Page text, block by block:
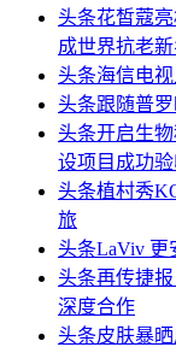
头条花皙蔻
成世界抗老
头条海信电
头条跟随普
头条开启生
设项目成功
头条植村秀
旅
头条LaViv 更
头条再传捷
深度合作
头条皮肤暴